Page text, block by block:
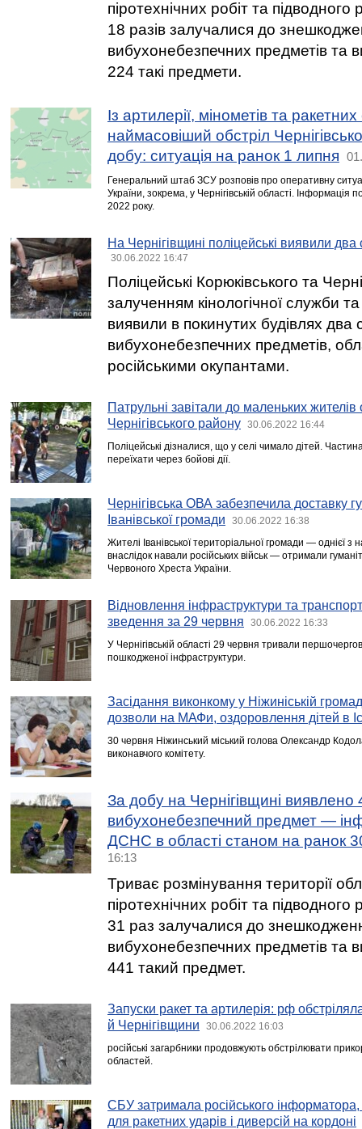
піротехнічних робіт та
18 разів залучалися до
вибухонебезпечних предметів та
224 такі предмети.
Із артилерії, мінометів та
наймасовіший обстріл
добу: ситуація на ранок 1 липня
Генеральний штаб ЗСУ розповів про оперативну
України, зокрема, у Чернігівській області.
2022 року.
На Чернігівщині поліцейські виявили
30.06.2022 16:47
Поліцейські Корюківського та
залученням кінологічної служби та
виявили в покинутих будівлях два
вибухонебезпечних предметів,
російськими окупантами.
Патрульні завітали до маленьких жителів
Чернігівського району
30.06.2022 16:44
Поліцейські дізналися, що у селі чимало дітей.
переїхати через бойові дії.
Чернігівська ОВА забезпечила доставку
Іванівської громади
30.06.2022 16:38
Жителі Іванівської територіальної громади — однієї
внаслідок навали російських військ — отримали
Червоного Хреста України.
Відновлення інфраструктури та
зведення за 29 червня
30.06.2022 16:33
У Чернігівській області 29 червня тривали
пошкодженої інфраструктури.
Засідання виконкому у Ніжиніській
дозволи на МАФи, оздоровлення дітей в
30 червня Ніжинський міський голова Олександр
виконавчого комітету.
За добу на Чернігівщині виявлено
вибухонебезпечний предмет —
ДСНС в області станом на ранок
16:13
Триває розмінування території
піротехнічних робіт та
31 раз залучалися до
вибухонебезпечних предметів та
441 такий предмет.
Запуски ракет та артилерія: рф
й Чернігівщини
30.06.2022 16:03
російські загарбники продовжують обстрілювати
областей.
СБУ затримала російського інформатора,
для ракетних ударів і диверсій на кордоні